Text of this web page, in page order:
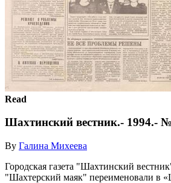
Read
Шахтинский вестник.- 1994.-
By Галина Михеева
Городская газета "Шахтинский
"Шахтерский маяк" переименовали в